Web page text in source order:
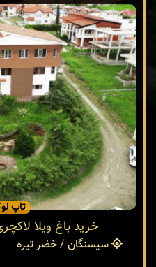
تاپ
خرید باغ ویلا
سیسنگان / خضر تیره